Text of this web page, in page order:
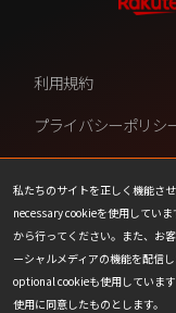
私たちのサイトを正しく機能さ
necessary cookieを使用してい
から行ってください。また、お
ーシャルメディアの機能を配信
optional cookieも使用していま
使用に同意したものとします。
利用規約
プライバシーポリシ
ファンコンテンツ・
COOKIE
会社情報